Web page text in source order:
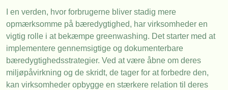
I en verden, hvor forbrugerne bliver stadig mere
opmærksomme på bæredygtighed, har virksomheder en
vigtig rolle i at bekæmpe greenwashing. Det starter med at
implementere gennemsigtige og dokumenterbare
bæredygtighedsstrategier. Ved at være åbne om deres
miljøpåvirkning og de skridt, de tager for at forbedre den,
kan virksomheder opbygge en stærkere relation til deres